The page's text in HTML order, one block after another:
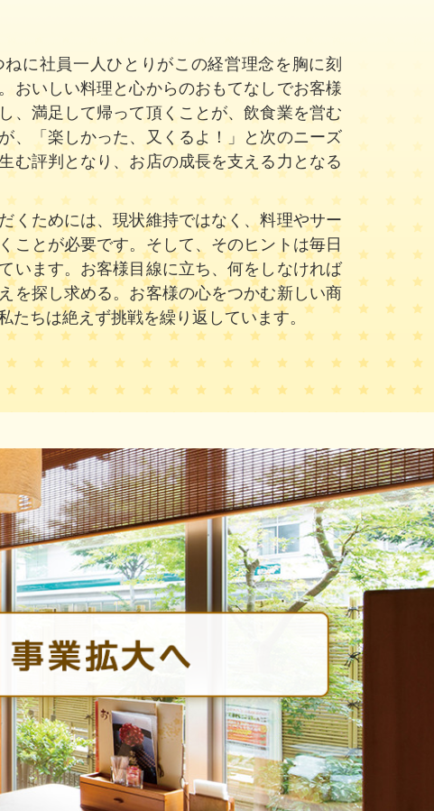
に社員一人ひとりがこの経営理念を胸に刻
おいしい料理と心からのおもてなしでお客様
、満足して帰って頂くことが、飲食業を営む
、「楽しかった、又くるよ！」と次のニーズ
む評判となり、お店の成長を支える力となる
くためには、現状維持ではなく、料理やサー
ことが必要です。そして、そのヒントは毎日
います。お客様目線に立ち、何をしなければ
を探し求める。お客様の心をつかむ新しい商
たちは絶えず挑戦を繰り返しています。